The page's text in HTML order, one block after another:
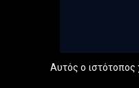
Αυτός ο ιστότοπος